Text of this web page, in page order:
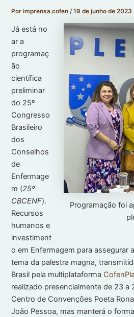
Porimprensa.cofen/19 de junho de 2023
Programação foi
Já está no
ar a
programaç
ão
científica
preliminar
do 25º
Congresso
Brasileiro
dos
Conselhos
de
Enfermage
m (25º
CBCENF).
Recursos
humanos e
investiment
o em Enfermagem para assegurar
tema da palestra magna,
Brasil pela multiplataforma
realizado presencialmente de 23 a
Centro de Convenções Poeta
João Pessoa, mas manterá o